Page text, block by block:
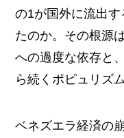
の1が国外に流出
たのか。その根源
への過度な依存と
ら続くポピュリズ
ベネズエラ経済の